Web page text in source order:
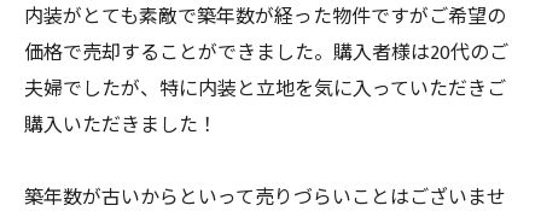
内装がとても素敵で築年数が経った物件ですがご希望の
価格で売却することができました。購入者様は20代のご
夫婦でしたが、特に内装と立地を気に入っていただきご
購入いただきました！
築年数が古いからといって売りづらいことはございませ